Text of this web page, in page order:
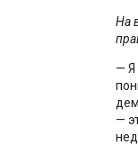
На
— Я
—